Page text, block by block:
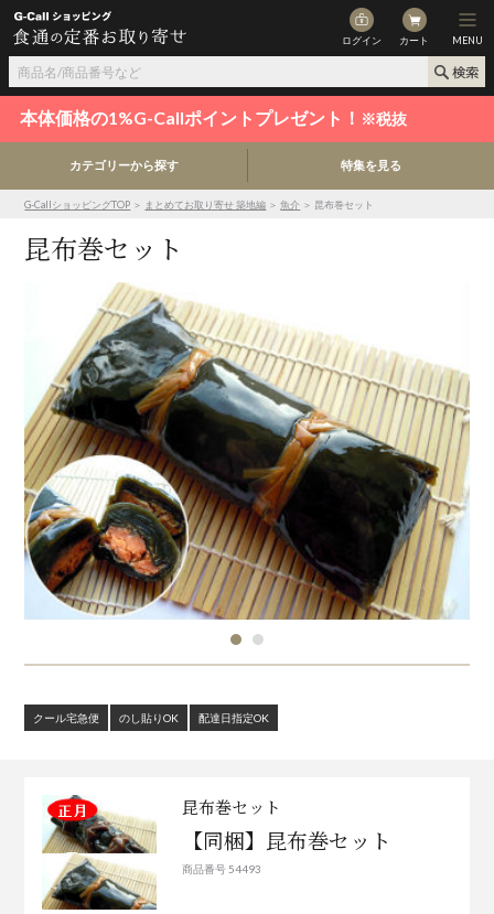
ログイン カート MENU
本体価格の1%G-Callポイントプレゼント！ ※税抜
カテゴリーから探す 特集を見る
G-CallショッピングTOP ＞ まとめてお取り寄せ 築地編 ＞魚介 ＞ 昆布巻セット
昆布巻セット
クール宅急便 のし貼りOK 配達日指定OK
昆布巻セット
【同梱】昆布巻セット
商品番号 54493